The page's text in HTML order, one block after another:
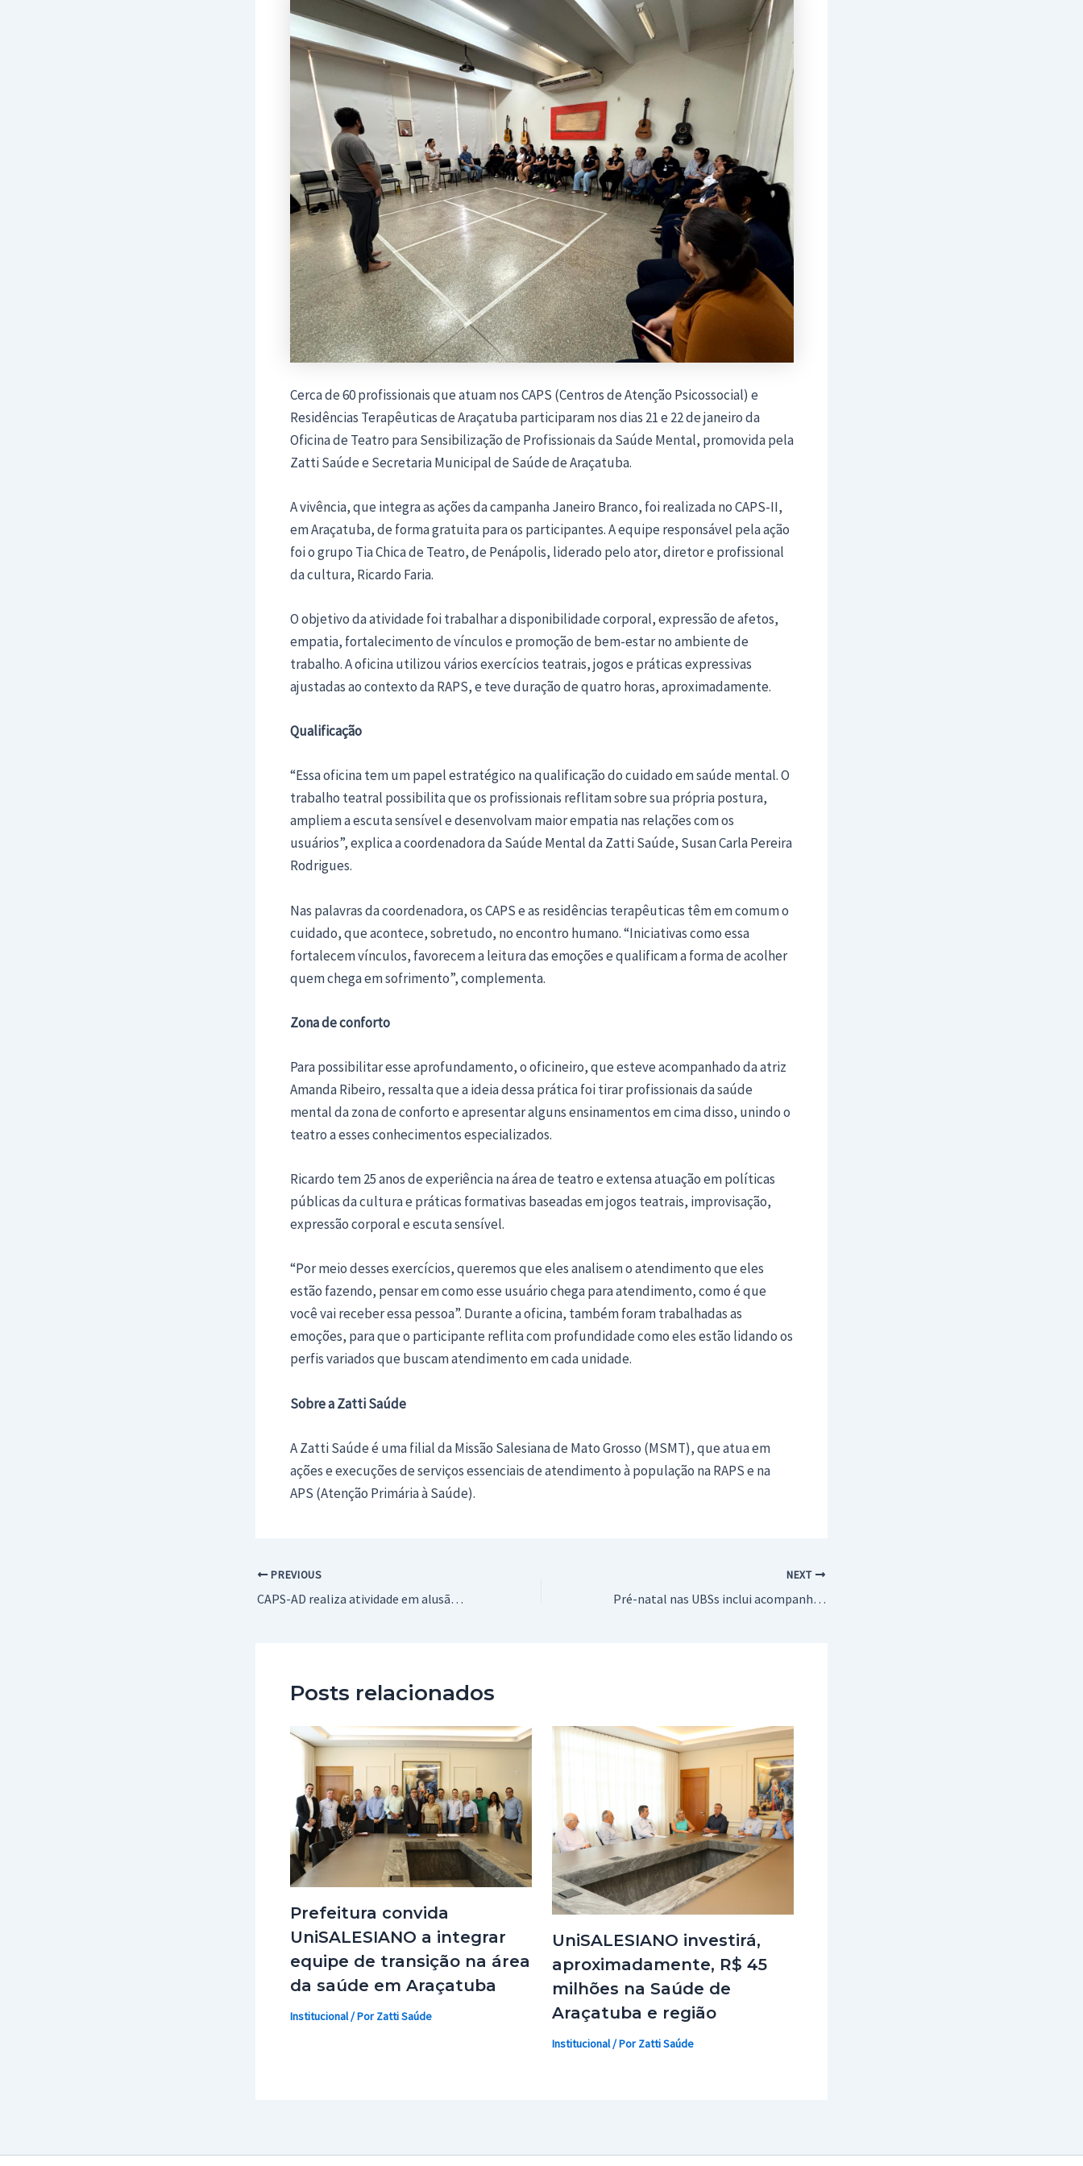
Cerca de 60 profissionais que atuam nos CAPS (Centros de Atenção Psicossocial) e
Residências Terapêuticas de Araçatuba participaram nos dias 21 e 22 de janeiro da
Oficina de Teatro para Sensibilização de Profissionais da Saúde Mental, promovida pela
Zatti Saúde e Secretaria Municipal de Saúde de Araçatuba.
A vivência, que integra as ações da campanha Janeiro Branco, foi realizada no CAPS-II,
em Araçatuba, de forma gratuita para os participantes. A equipe responsável pela ação
foi o grupo Tia Chica de Teatro, de Penápolis, liderado pelo ator, diretor e profissional
da cultura, Ricardo Faria.
O objetivo da atividade foi trabalhar a disponibilidade corporal, expressão de afetos,
empatia, fortalecimento de vínculos e promoção de bem-estar no ambiente de
trabalho. A oficina utilizou vários exercícios teatrais, jogos e práticas expressivas
ajustadas ao contexto da RAPS, e teve duração de quatro horas, aproximadamente.
Qualificação
“Essa oficina tem um papel estratégico na qualificação do cuidado em saúde mental. O
trabalho teatral possibilita que os profissionais reflitam sobre sua própria postura,
ampliem a escuta sensível e desenvolvam maior empatia nas relações com os
usuários”, explica a coordenadora da Saúde Mental da Zatti Saúde, Susan Carla Pereira
Rodrigues.
Nas palavras da coordenadora, os CAPS e as residências terapêuticas têm em comum o
cuidado, que acontece, sobretudo, no encontro humano. “Iniciativas como essa
fortalecem vínculos, favorecem a leitura das emoções e qualificam a forma de acolher
quem chega em sofrimento”, complementa.
Zona de conforto
Para possibilitar esse aprofundamento, o oficineiro, que esteve acompanhado da atriz
Amanda Ribeiro, ressalta que a ideia dessa prática foi tirar profissionais da saúde
mental da zona de conforto e apresentar alguns ensinamentos em cima disso, unindo o
teatro a esses conhecimentos especializados.
Ricardo tem 25 anos de experiência na área de teatro e extensa atuação em políticas
públicas da cultura e práticas formativas baseadas em jogos teatrais, improvisação,
expressão corporal e escuta sensível.
“Por meio desses exercícios, queremos que eles analisem o atendimento que eles
estão fazendo, pensar em como esse usuário chega para atendimento, como é que
você vai receber essa pessoa”. Durante a oficina, também foram trabalhadas as
emoções, para que o participante reflita com profundidade como eles estão lidando os
perfis variados que buscam atendimento em cada unidade.
Sobre a Zatti Saúde
A Zatti Saúde é uma filial da Missão Salesiana de Mato Grosso (MSMT), que atua em
ações e execuções de serviços essenciais de atendimento à população na RAPS e na
APS (Atenção Primária à Saúde).
Post
navigation
PREVIOUS
CAPS-AD realiza atividade em alusão ao Janeiro Branco em Araçatuba
NEXT
Pré-natal nas UBSs inclui acompanhamento nutricional para saúde da mãe e do bebê
Posts relacionados
Prefeitura convida
UniSALESIANO a integrar
equipe de transição na área
da saúde em Araçatuba
Institucional/ PorZatti Saúde
UniSALESIANO investirá,
aproximadamente, R$ 45
milhões na Saúde de
Araçatuba e região
Institucional/ PorZatti Saúde